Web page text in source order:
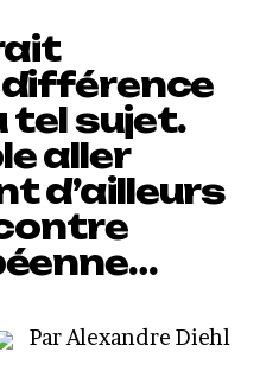
tel sujet.
aller
d’ailleurs
Par Alexandre Diehl